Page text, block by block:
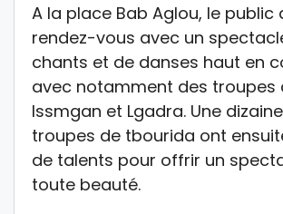
A la place Bab Aglou, le public
rendez-vous avec un
chants et de danses haut en
avec notamment des troupes
Issmgan et Lgadra. Une
troupes de tbourida ont
de talents pour offrir un
toute beauté.